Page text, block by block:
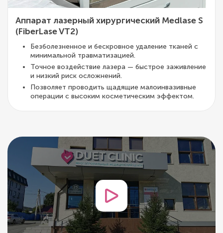
Аппарат лазерный хирургический Medlase S
(FiberLase VT2)
Безболезненное и бескровное удаление тканей с
минимальной травматизацией.
Точное воздействие лазера — быстрое заживление
и низкий риск осложнений.
Позволяет проводить щадящие малоинвазивные
операции с высоким косметическим эффектом.